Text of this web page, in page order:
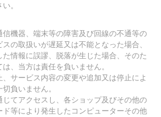
。
信機器、端末等の障害及び回線の不通等の
の取扱いが遅延又は不能となった場合、
情報に誤謬、脱落が生じた場合、そのた
、当方は責任を負いません。
サービス内容の変更や追加又は停止によ
負いません。
じてアクセスし、各ショップ及びその他の
ド等により発生したコンピューターその他